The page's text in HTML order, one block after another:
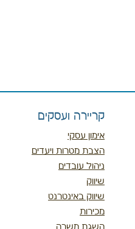
קריירה ועסקים
אימון עסקי
הצבת מטרות ויעדים
ניהול עובדים
שיווק
שיווק באינטרנט
מכירות